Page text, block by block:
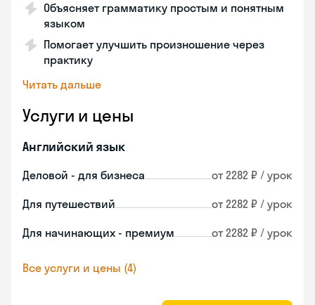
Объясняет грамматику простым и понятным
языком
Помогает улучшить произношение через
практику
Читать дальше
Услуги и цены
Английский язык
Деловой - для бизнеса от 2282 ₽ / урок
Для путешествий от 2282 ₽ / урок
Для начинающих - премиум от 2282 ₽ / урок
Все услуги и цены (4)